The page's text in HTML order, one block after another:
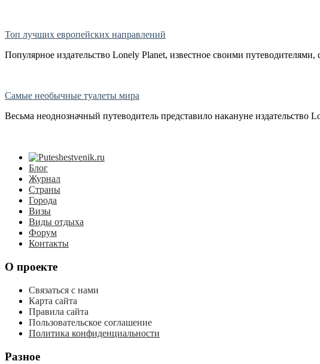
Топ лучших европейских направлений
Популярное издательство Lonely Planet, известное своими
Самые необычные туалеты мира
Весьма неоднозначный путеводитель представило накануне издательство
Блог
Журнал
Страны
Города
Визы
Виды отдыха
Форум
Контакты
О проекте
Связаться с нами
Карта сайта
Правила сайта
Пользовательское соглашение
Политика конфиденциальности
Разное